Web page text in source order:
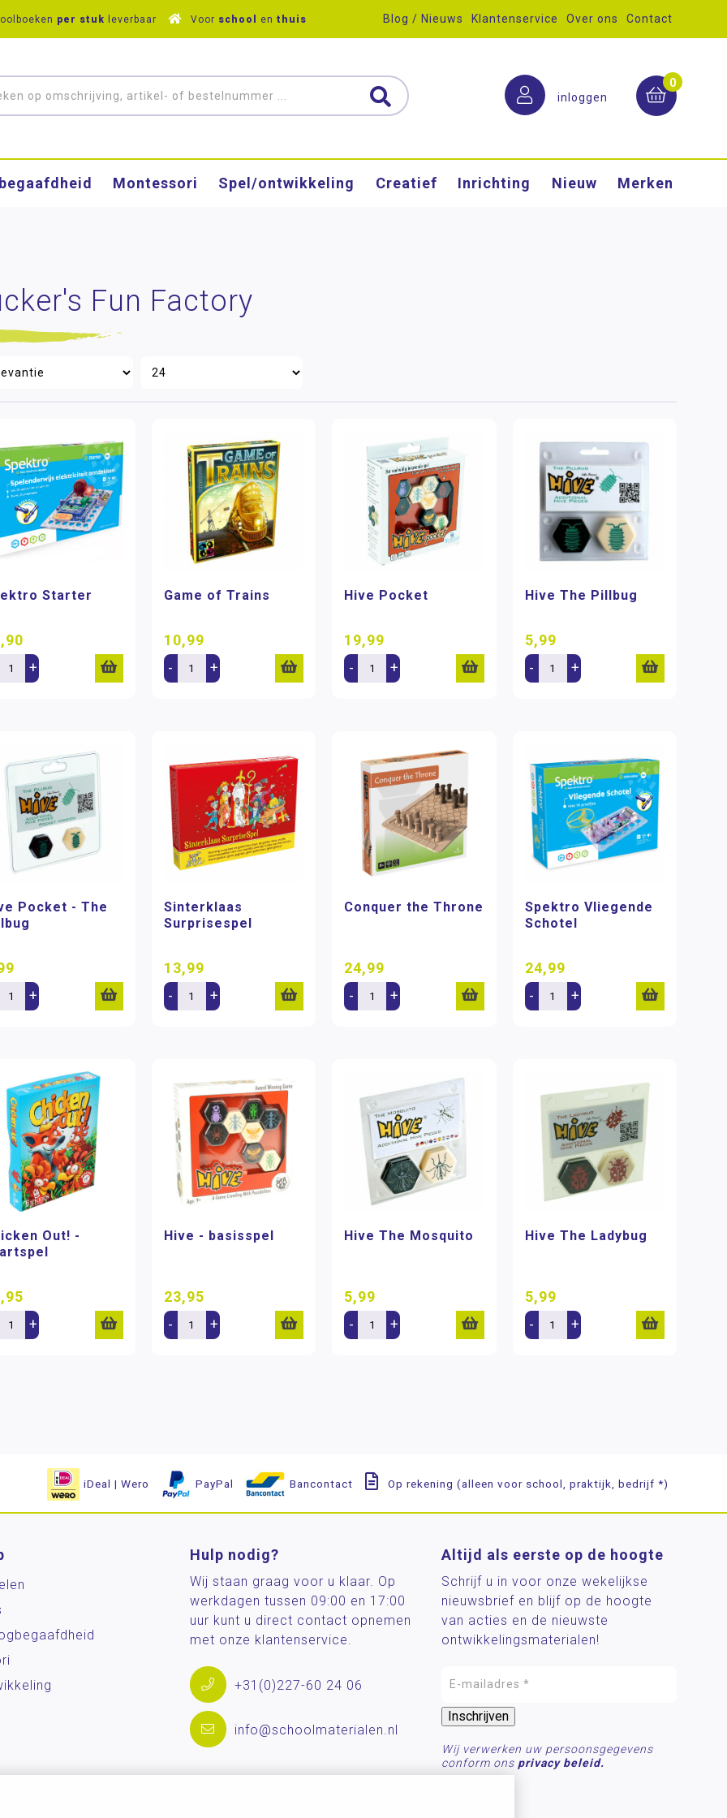
per stuk leverbaar Voor school en thuis Blog / Nieuws Klantenservice Over ons Contact
inloggen
0
Montessori Spel/ontwikkeling Creatief Inrichting Nieuw Merken
Fun Factory
Starter
+
Game of Trains
10,99
- +
Hive Pocket
19,99
- +
Hive The Pillbug
5,99
- +
Pocket - The
+
Sinterklaas
Surprisespel
13,99
- +
Conquer the Throne
24,99
- +
Spektro Vliegende
Schotel
24,99
- +
Out! -
+
Hive - basisspel
23,95
- +
Hive The Mosquito
5,99
- +
Hive The Ladybug
5,99
- +
iDeal | Wero PayPal Bancontact Op rekening (alleen voor school, praktijk, bedrijf *)
Hulp nodig?
Wij staan graag voor u klaar. Op
werkdagen tussen 09:00 en 17:00
uur kunt u direct contact opnemen
met onze klantenservice.
+31(0)227-60 24 06
info@schoolmaterialen.nl
Altijd als eerste op de hoogte
Schrijf u in voor onze wekelijkse
nieuwsbrief en blijf op de hoogte
van acties en de nieuwste
ontwikkelingsmaterialen!
Wij verwerken uw persoonsgegevens
conform ons privacy beleid.